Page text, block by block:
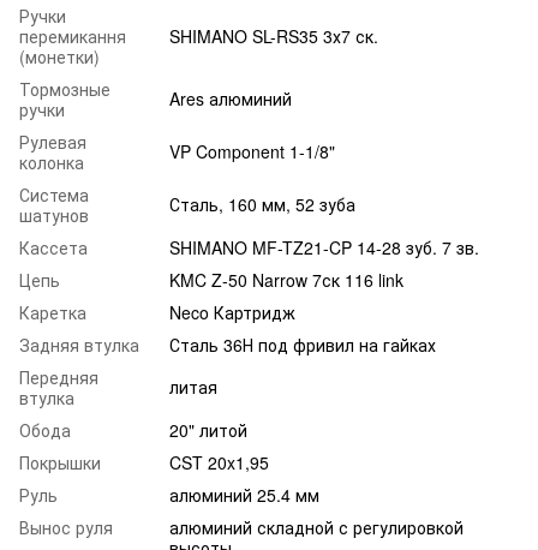
Ручки
перемикання
(монетки)
SHIMANO SL-RS35 3х7 ск.
Тормозные
ручки
Ares алюминий
Рулевая
колонка
VP Component 1-1/8"
Система
шатунов
Сталь, 160 мм, 52 зуба
Кассета
SHIMANO MF-TZ21-CP 14-28 зуб. 7 зв.
Цепь
KMC Z-50 Narrow 7ск 116 link
Каретка
Neco Картридж
Задняя втулка
Сталь 36Н под фривил на гайках
Передняя
втулка
литая
Обода
20" литой
Покрышки
CST 20x1,95
Руль
алюминий 25.4 мм
Вынос руля
алюминий складной с регулировкой